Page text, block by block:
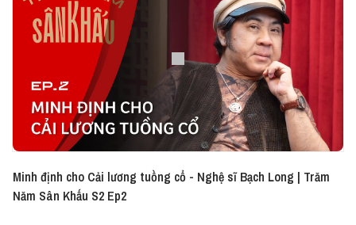
Minh định cho Cải lương tuồng cổ - Nghệ sĩ Bạch Long | Trăm
Năm Sân Khấu S2 Ep2